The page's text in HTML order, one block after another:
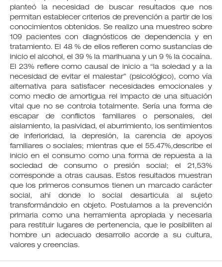
planteó la necesidad de buscar resultados que nos
permitan establecer criterios de prevención a partir de los
conocimientos obtenidos. Se realizo una muestreo sobre
109 pacientes con diagnósticos de dependencia y en
tratamiento. El 48 % de ellos refieren como sustancias de
inicio el alcohol, el 39 % la marihuana y un 9 % la cocaína.
El 23% refiere como causal de inicio a “la soledad y a la
necesidad de evitar el malestar” (psicológico), como vía
alternativa para satisfacer necesidades emocionales y
como medio de amortigua rel impacto de una situación
vital que no se controla totalmente. Sería una forma de
escapar de conflictos familiares o personales, del
aislamiento, la pasividad, el aburrimiento, los sentimientos
de inferioridad, la depresión, la carencia de apoyos
familiares o sociales; mientras que el 55.47%,describe el
inicio en el consumo como una forma de repuesta a la
sociedad de consumo o presión social; el 21,53%
corresponde a otras causas. Estos resultados muestran
que los primeros consumos tienen un marcado carácter
social, ahí donde lo social desarticula al sujeto
transformándolo en objeto. Postulamos a la prevención
primaria como una herramienta apropiada y necesaria
para restituir lugares de pertenencia, que le posibiliten al
hombre un adecuado desarrollo acorde a su cultura,
valores y creencias.